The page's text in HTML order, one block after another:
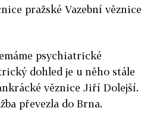
pražské Vazební věznice
psychiatrické
dohled je u něho stále
věznice Jiří Dolejší.
převezla do Brna.